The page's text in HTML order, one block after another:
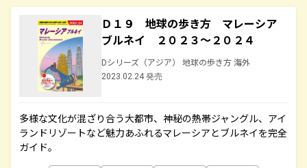
Ｄ１９ 地球の歩き方 マレーシア
ブルネイ ２０２３～２０２４
Dシリーズ（アジア） 地球の歩き方 海外
2023.02.24 発売
多様な文化が混ざり合う大都市、神秘の熱帯ジャングル、アイ
ランドリゾートなど魅力あふれるマレーシアとブルネイを完全
ガイド。